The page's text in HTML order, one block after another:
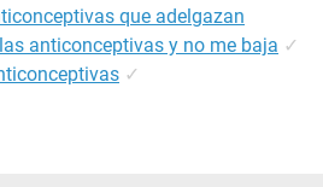
que adelgazan
anticonceptivas y no me baja ✓
✓